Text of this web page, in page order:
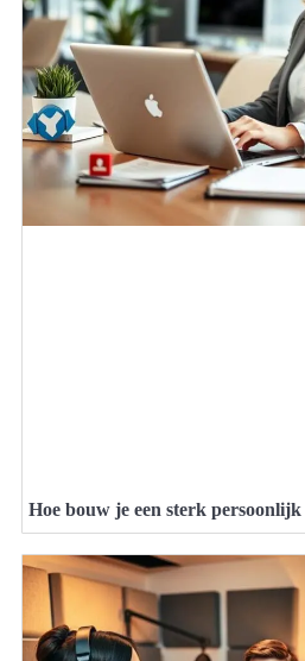
Hoe bouw je een sterk